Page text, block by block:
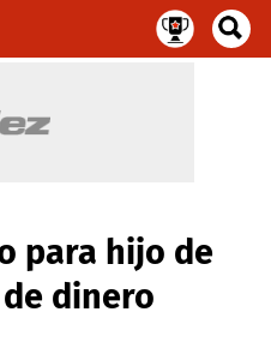
para hijo de
dinero